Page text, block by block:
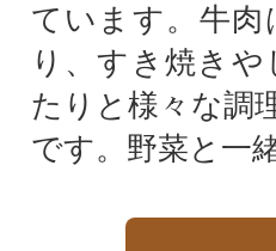
ています。牛
り、すき焼き
たりと様々な調
です。野菜と一